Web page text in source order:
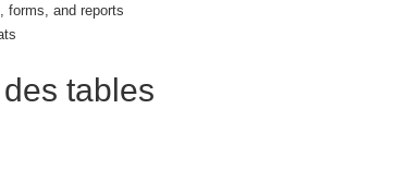
forms, and reports
tables